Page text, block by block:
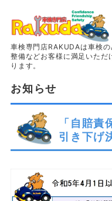
車検専門店RAKUDAは車検
整備などお客様に満足いただ
ります。
ホーム
整備＆定期点検
車両販売
お知らせ
「自賠
引き下げ